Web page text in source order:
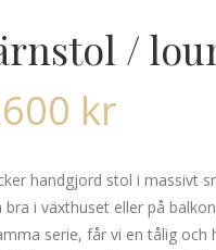
/
kr
handgjord stol i massivt
bra i växthuset eller på
serie, får vi en tålig och